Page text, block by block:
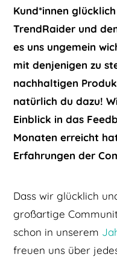
Kund*innen
TrendRaider und
es uns ungemein
mit denjenigen zu
nachhaltigen
natürlich du dazu!
Einblick in das
Monaten erreicht
Erfahrungen der
Dass wir glücklich
großartige
schon in unserem
freuen uns über